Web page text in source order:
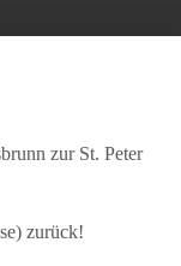
L
zur St. Peter
zurück!